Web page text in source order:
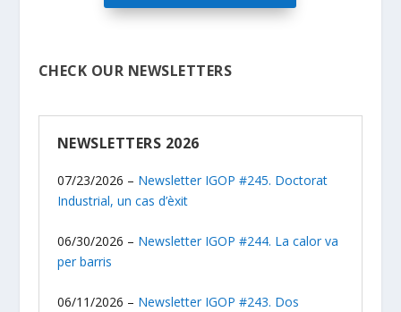
CHECK OUR NEWSLETTERS
NEWSLETTERS 2026
07/23/2026 – Newsletter IGOP #245. Doctorat
Industrial, un cas d’èxit
06/30/2026 – Newsletter IGOP #244. La calor va
per barris
06/11/2026 – Newsletter IGOP #243. Dos